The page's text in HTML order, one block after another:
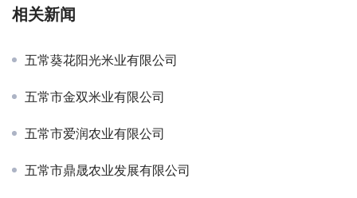
相关新闻
五常葵花阳光米业有限公司
五常市金双米业有限公司
五常市爱润农业有限公司
五常市鼎晟农业发展有限公司